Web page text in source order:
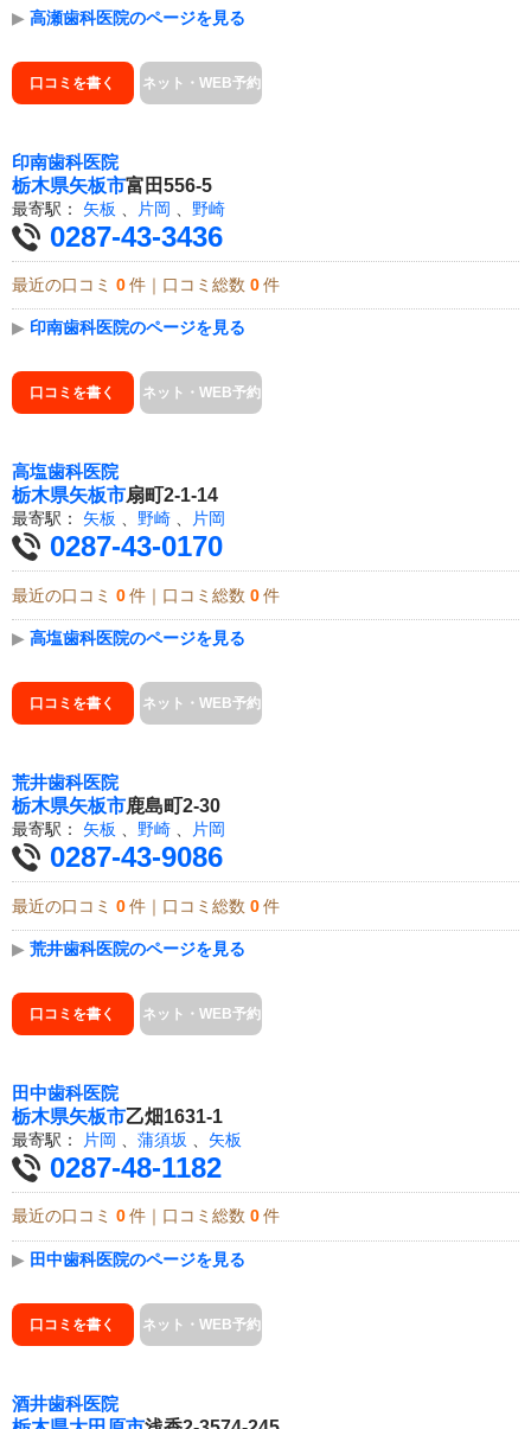
▶ 高瀬歯科医院のページを見る
口コミを書く ネット・WEB予約
印南歯科医院
栃木県矢板市富田556-5
最寄駅： 矢板 片岡 野崎
0287-43-3436
最近の口コミ 0 件｜口コミ総数 0 件
▶ 印南歯科医院のページを見る
口コミを書く ネット・WEB予約
高塩歯科医院
栃木県矢板市扇町2-1-14
最寄駅： 矢板 、 野崎 、 片岡
0287-43-0170
最近の口コミ 0 件｜口コミ総数 0 件
▶ 高塩歯科医院のページを見る
口コミを書く ネット・WEB予約
荒井歯科医院
栃木県矢板市鹿島町2-30
最寄駅： 矢板 、 野崎 、 片岡
0287-43-9086
最近の口コミ 0 件｜口コミ総数 0 件
▶ 荒井歯科医院のページを見る
口コミを書く ネット・WEB予約
田中歯科医院
栃木県矢板市乙畑1631-1
最寄駅： 片岡 蒲須坂 矢板
0287-48-1182
最近の口コミ 0 件｜口コミ総数 0 件
▶ 田中歯科医院のページを見る
口コミを書く ネット・WEB予約
酒井歯科医院